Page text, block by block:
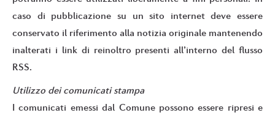
caso di pubblicazione su un sito internet deve essere
conservato il riferimento alla notizia originale mantenendo
inalterati i link di reinoltro presenti all’interno del flusso
RSS.
Utilizzo dei comunicati stampa
I comunicati emessi dal Comune possono essere ripresi e